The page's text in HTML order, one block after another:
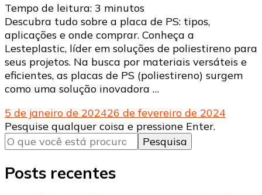
Tempo de leitura: 3 minutos
Descubra tudo sobre a placa de PS: tipos,
aplicações e onde comprar. Conheça a
Lesteplastic, líder em soluções de poliestireno para
seus projetos. Na busca por materiais versáteis e
eficientes, as placas de PS (poliestireno) surgem
como uma solução inovadora …
5 de janeiro de 202426 de fevereiro de 2024
Procurando
algo?
Pesquise qualquer coisa e pressione Enter.
Posts recentes